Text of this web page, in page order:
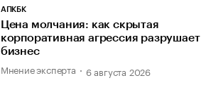
АПКБК
Цена молчания: как скрытая
корпоративная агрессия разрушает
бизнес
Мнение эксперта 6 августа 2026